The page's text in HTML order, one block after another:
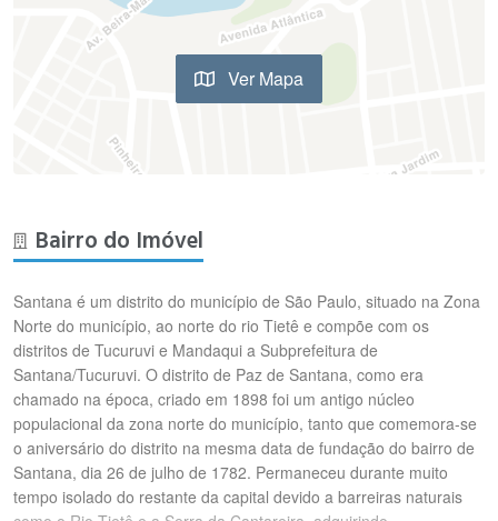
Ver Mapa
Bairro do Imóvel
Santana é um distrito do município de São Paulo, situado na Zona
Norte do município, ao norte do rio Tietê e compõe com os
distritos de Tucuruvi e Mandaqui a Subprefeitura de
Santana/Tucuruvi. O distrito de Paz de Santana, como era
chamado na época, criado em 1898 foi um antigo núcleo
populacional da zona norte do município, tanto que comemora-se
o aniversário do distrito na mesma data de fundação do bairro de
Santana, dia 26 de julho de 1782. Permaneceu durante muito
tempo isolado do restante da capital devido a barreiras naturais